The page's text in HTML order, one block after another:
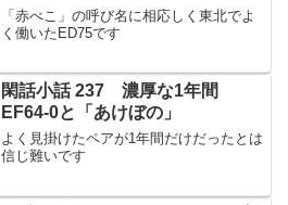
「赤べこ」の呼び名に相応しく東北でよ
く働いたED75です
閑話小話 237 濃厚な1年間
EF64-0と「あけぼの」
よく見掛けたペアが1年間だけだったとは
信じ難いです